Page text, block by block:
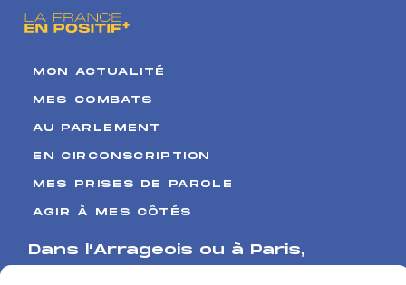
MON ACTUALITÉ
MES COMBATS
AU PARLEMENT
EN CIRCONSCRIPTION
MES PRISES DE PAROLE
AGIR À MES CÔTÉS
Dans l’Arrageois ou à Paris,